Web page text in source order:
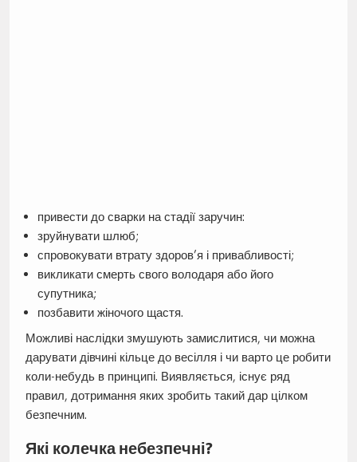
привести до сварки на стадії заручин:
зруйнувати шлюб;
спровокувати втрату здоров’я і привабливості;
викликати смерть свого володаря або його
супутника;
позбавити жіночого щастя.
Можливі наслідки змушують замислитися, чи можна
дарувати дівчині кільце до весілля і чи варто це робити
коли-небудь в принципі. Виявляється, існує ряд
правил, дотримання яких зробить такий дар цілком
безпечним.
Які колечка небезпечні?